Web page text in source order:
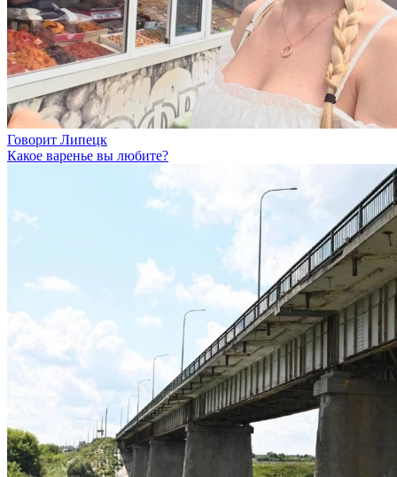
Говорит Липецк
Какое варенье вы любите?